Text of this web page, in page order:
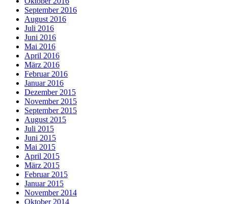
September 2016
August 2016
Juli 2016
Juni 2016
Mai 2016
April 2016
März 2016
Februar 2016
Januar 2016
Dezember 2015
November 2015
September 2015
August 2015
Juli 2015
Juni 2015
Mai 2015
April 2015
März 2015
Februar 2015
Januar 2015
November 2014
Oktober 2014